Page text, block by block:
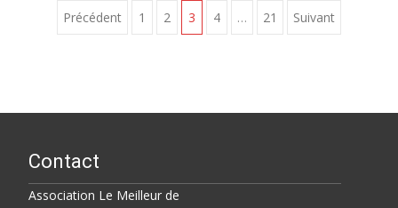
Pagination
Précédent 1 2 3 4 … 21 Suivant
Contact
Association Le Meilleur de